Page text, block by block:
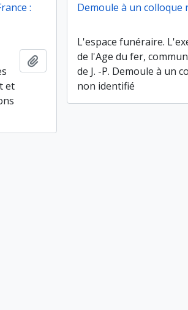
:
et
Ajouter au presse-papier
Demoule à un colloque
L'espace funéraire.
de l'Age du fer,
de J. -P. Demoule à un
non identifié